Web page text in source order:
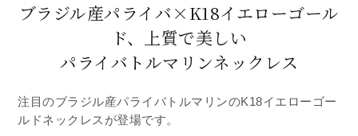
ブラジル産パライバ×K18イエローゴール
ド、
上質で美しい
パライバトルマリンネックレス
注目のブラジル産パライバトルマリンのK18イエローゴー
ルドネックレスが登場です。